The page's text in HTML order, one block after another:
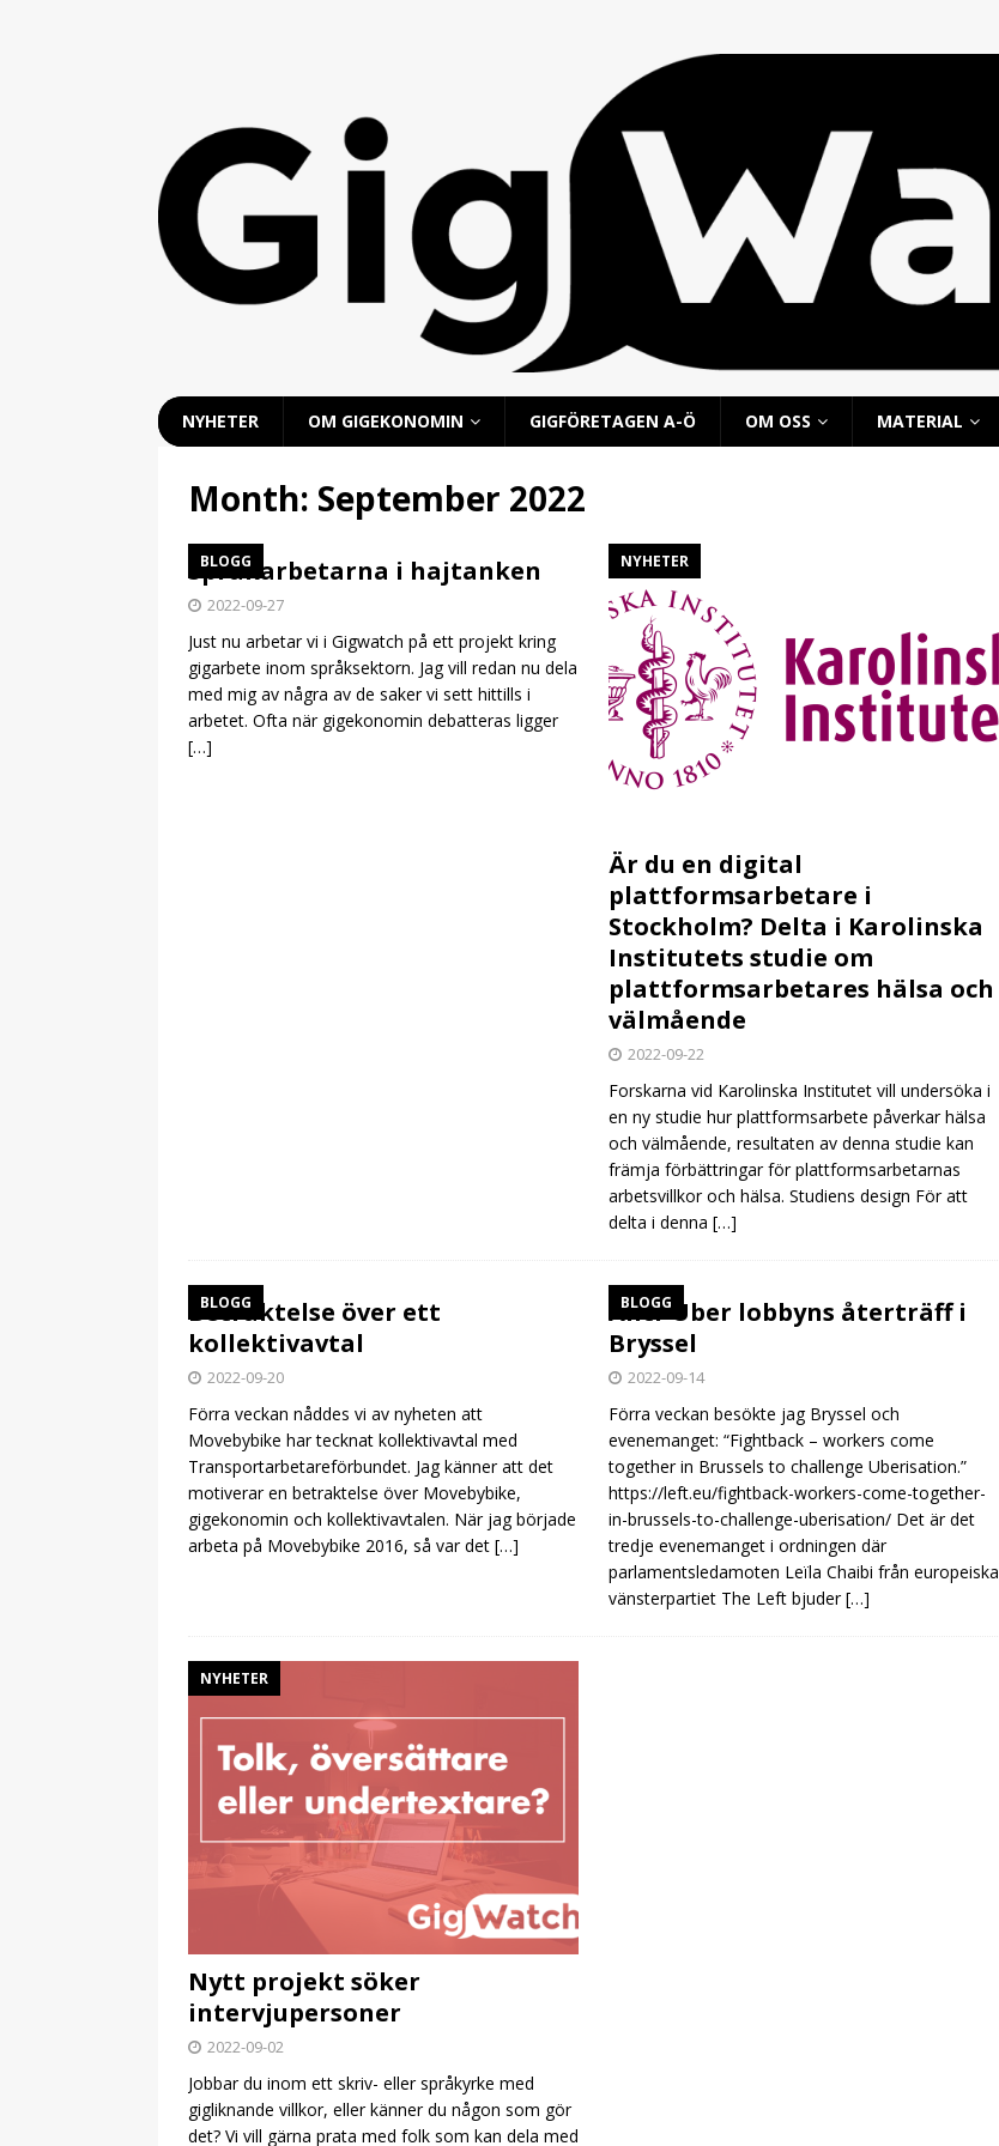
NYHETER OM GIGEKONOMIN GIGFÖRETAGEN A-Ö OM OSS MATERIAL
Month: September 2022
BLOGG
Språkarbetarna i hajtanken
2022-09-27
Just nu arbetar vi i Gigwatch på ett projekt kring
gigarbete inom språksektorn. Jag vill redan nu dela
med mig av några av de saker vi sett hittills i
arbetet. Ofta när gigekonomin debatteras ligger
[…]
NYHETER
Är du en digital
plattformsarbetare i
Stockholm? Delta i Karolinska
Institutets studie om
plattformsarbetares hälsa och
välmående
2022-09-22
Forskarna vid Karolinska Institutet vill undersöka i
en ny studie hur plattformsarbete påverkar hälsa
och välmående, resultaten av denna studie kan
främja förbättringar för plattformsarbetarnas
arbetsvillkor och hälsa. Studiens design För att
delta i denna […]
BLOGG
Betraktelse över ett
kollektivavtal
2022-09-20
Förra veckan nåddes vi av nyheten att
Movebybike har tecknat kollektivavtal med
Transportarbetareförbundet. Jag känner att det
motiverar en betraktelse över Movebybike,
gigekonomin och kollektivavtalen. När jag började
arbeta på Movebybike 2016, så var det […]
BLOGG
Anti-Uber lobbyns återträff i
Bryssel
2022-09-14
Förra veckan besökte jag Bryssel och
evenemanget: “Fightback – workers come
together in Brussels to challenge Uberisation.”
https://left.eu/fightback-workers-come-together-
in-brussels-to-challenge-uberisation/ Det är det
tredje evenemanget i ordningen där
parlamentsledamoten Leïla Chaibi från europeiska
vänsterpartiet The Left bjuder[…]
NYHETER
Nytt projekt söker
intervjupersoner
2022-09-02
Jobbar du inom ett skriv- eller språkyrke med
gigliknande villkor, eller känner du någon som gör
det? Vi vill gärna prata med folk som kan dela med
Boka föreläsning